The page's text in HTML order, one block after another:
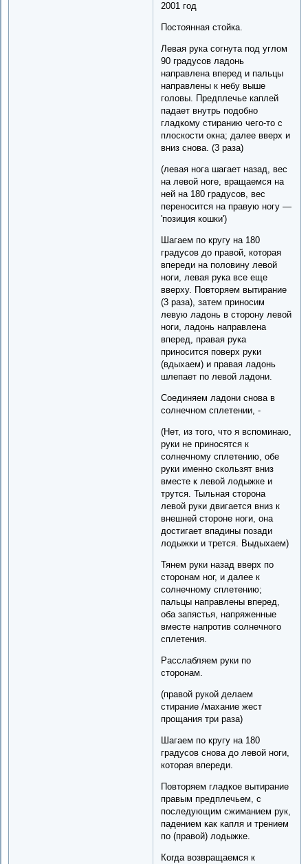
2001 год
Постоянная стойка.
Левая рука согнута под углом
90 градусов ладонь
направлена вперед и пальцы
направлены к небу выше
головы. Предплечье каплей
падает внутрь подобно
гладкому стиранию чего-то с
плоскости окна; далее вверх и
вниз снова. (3 раза)
(левая нога шагает назад, вес
на левой ноге, вращаемся на
ней на 180 градусов, вес
переносится на правую ногу —
'позиция кошки')
Шагаем по кругу на 180
градусов до правой, которая
впереди на половину левой
ноги, левая рука все еще
вверху. Повторяем вытирание
(3 раза), затем приносим
левую ладонь в сторону левой
ноги, ладонь направлена
вперед, правая рука
приносится поверх руки
(вдыхаем) и правая ладонь
шлепает по левой ладони.
Соединяем ладони снова в
солнечном сплетении, -
(Нет, из того, что я вспоминаю,
руки не приносятся к
солнечному сплетению, обе
руки именно скользят вниз
вместе к левой лодыжке и
трутся. Тыльная сторона
левой руки двигается вниз к
внешней стороне ноги, она
достигает впадины позади
лодыжки и трется. Выдыхаем)
Тянем руки назад вверх по
сторонам ног, и далее к
солнечному сплетению;
пальцы направлены вперед,
оба запястья, напряженные
вместе напротив солнечного
сплетения.
Расслабляем руки по
сторонам.
(правой рукой делаем
стирание /махание жест
прощания три раза)
Шагаем по кругу на 180
градусов снова до левой ноги,
которая впереди.
Повторяем гладкое вытирание
правым предплечьем, с
последующим сжиманием рук,
падением как капля и трением
по (правой) лодыжке.
Когда возвращаемся к